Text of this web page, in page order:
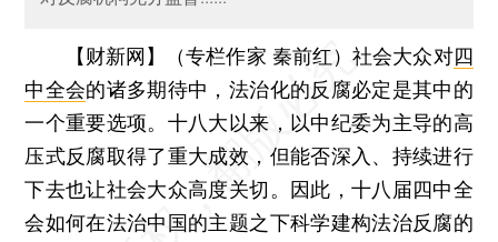
【财新网】（专栏作家 秦前红）社会大众对四
中全会的诸多期待中，法治化的反腐必定是其中的
一个重要选项。十八大以来，以中纪委为主导的高
压式反腐取得了重大成效，但能否深入、持续进行
下去也让社会大众高度关切。因此，十八届四中全
会如何在法治中国的主题之下科学建构法治反腐的